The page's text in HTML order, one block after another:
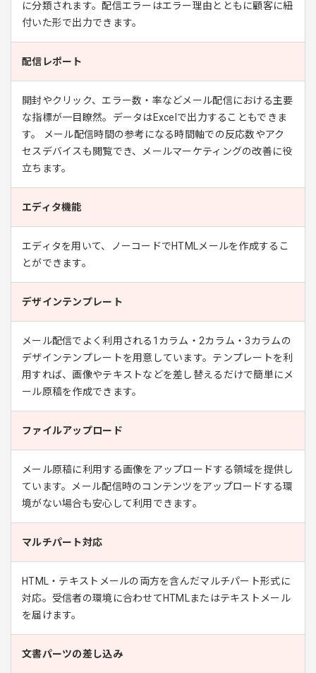
に分類されます。配信エラーはエラー理由とともに顧客に紐
付いた形で出力できます。
配信レポート
開封やクリック、エラー数・率などメール配信における主要
な指標が一目瞭然。データはExcelで出力することもできま
す。 メール配信時間の参考になる時間軸での反応数やアク
セスデバイスも閲覧でき、メールマーケティングの改善に役
立ちます。
エディタ機能
エディタを用いて、ノーコードでHTMLメールを作成するこ
とができます。
デザインテンプレート
メール配信でよく利用される1カラム・2カラム・3カラムの
デザインテンプレートを用意しています。テンプレートを利
用すれば、画像やテキストなどを差し替えるだけで簡単にメ
ール原稿を作成できます。
ファイルアップロード
メール原稿に利用する画像をアップロードする領域を提供し
ています。メール配信時のコンテンツをアップロードする環
境がない場合も安心して利用できます。
マルチパート対応
HTML・テキストメールの両方を含んだマルチパート形式に
対応。受信者の環境に合わせてHTMLまたはテキストメール
を届けます。
文書パーツの差し込み